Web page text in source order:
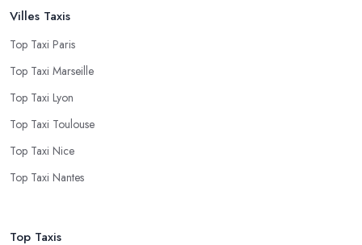
Villes Taxis
Top Taxi Paris
Top Taxi Marseille
Top Taxi Lyon
Top Taxi Toulouse
Top Taxi Nice
Top Taxi Nantes
Top Taxis